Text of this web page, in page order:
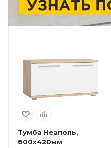
Тумба Неаполь,
800x420мм